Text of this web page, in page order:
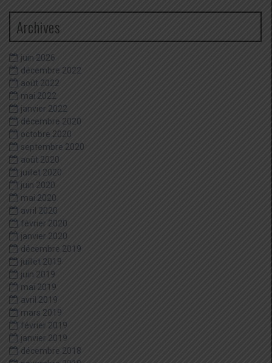
Archives
juin 2026
décembre 2022
août 2022
mai 2022
janvier 2022
décembre 2020
octobre 2020
septembre 2020
août 2020
juillet 2020
juin 2020
mai 2020
avril 2020
février 2020
janvier 2020
décembre 2019
juillet 2019
juin 2019
mai 2019
avril 2019
mars 2019
février 2019
janvier 2019
décembre 2018